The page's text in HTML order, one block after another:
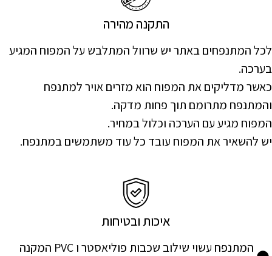
התקנה מהירה
לכל המתנפחים באתר יש שרוול המתלבש על המפוח המגיע
בערכה.
כאשר מדליקים את המפוח הוא מזרים אויר למתנפח
והמתנפח מתרומם תוך פחות מדקה.
המפוח מגיע עם הערכה וכלול במחיר.
יש להשאיר את המפוח עובד כל עוד משתמשים במתנפח.
איכות ובטיחות
המתנפח עשוי שילוב שכבות פוליאסטר ו PVC המקנה